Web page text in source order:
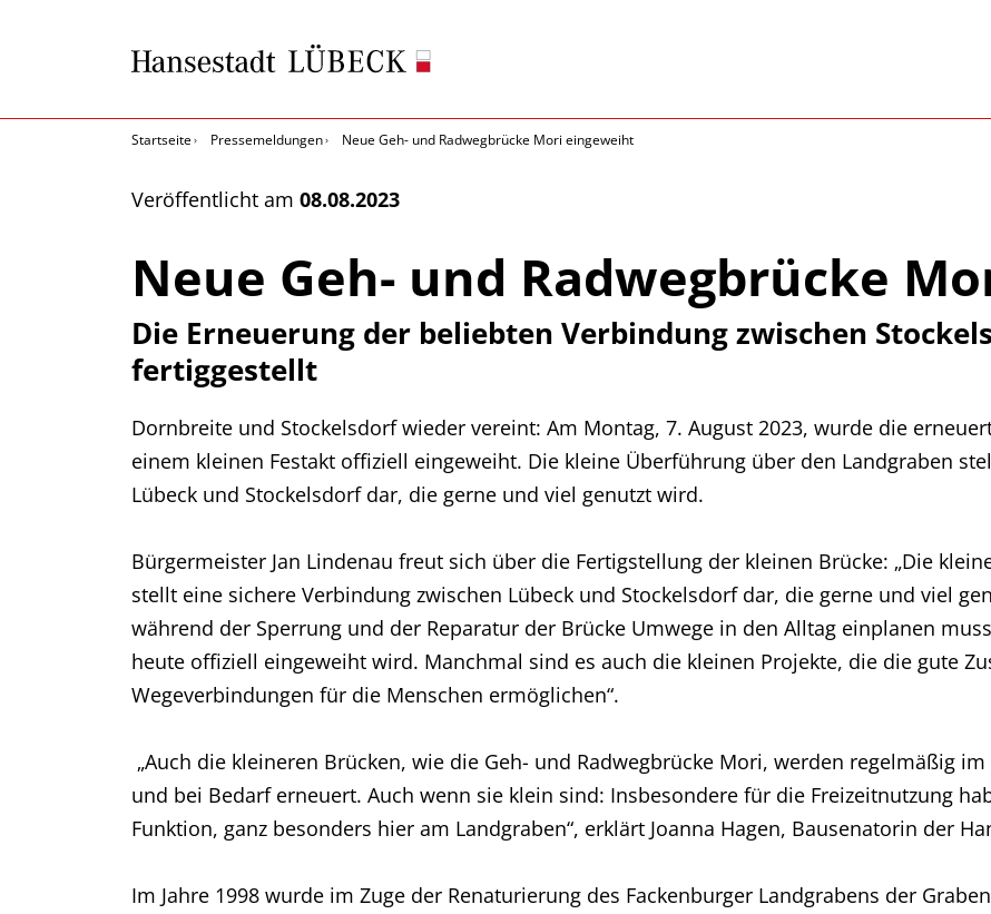
Startseite Pressemeldungen Neue Geh- und Radwegbrücke Mori eingeweiht
Veröffentlicht am 08.08.2023
Neue Geh- und Radwegbrücke
Die Erneuerung der beliebten Verbindung zwischen
fertiggestellt
Dornbreite und Stockelsdorf wieder vereint: Am Montag, 7. August 2023, wurde die
einem kleinen Festakt offiziell eingeweiht. Die kleine Überführung über den Landgraben
Lübeck und Stockelsdorf dar, die gerne und viel genutzt wird.
Bürgermeister Jan Lindenau freut sich über die Fertigstellung der kleinen Brücke: „Die
stellt eine sichere Verbindung zwischen Lübeck und Stockelsdorf dar, die gerne und viel
während der Sperrung und der Reparatur der Brücke Umwege in den Alltag einplanen
heute offiziell eingeweiht wird. Manchmal sind es auch die kleinen Projekte, die die gute
Wegeverbindungen für die Menschen ermöglichen“.
„Auch die kleineren Brücken, wie die Geh- und Radwegbrücke Mori, werden regelmäßig
und bei Bedarf erneuert. Auch wenn sie klein sind: Insbesondere für die Freizeitnutzung
Funktion, ganz besonders hier am Landgraben“, erklärt Joanna Hagen, Bausenatorin der
Im Jahre 1998 wurde im Zuge der Renaturierung des Fackenburger Landgrabens der